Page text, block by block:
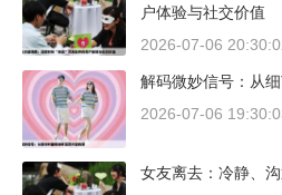
户体验与社交价值
2026-07-06
解码微妙信号：从
2026-07-06
女友离去：冷静、